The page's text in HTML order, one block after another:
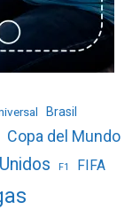
Brasil
Copa del Mundo
F1 FIFA